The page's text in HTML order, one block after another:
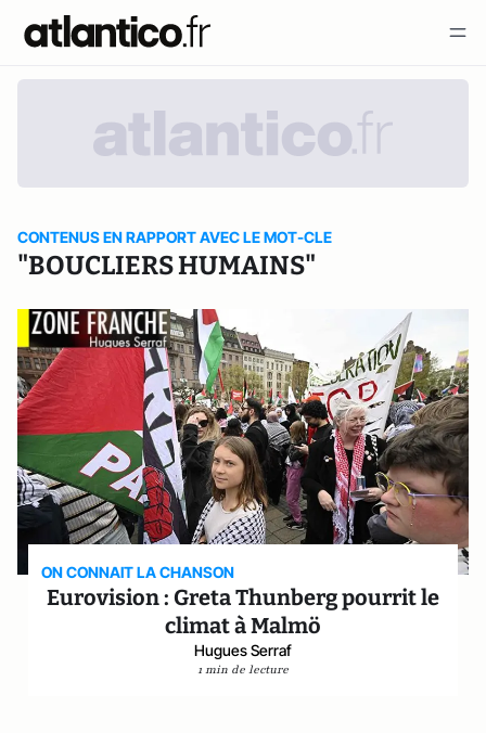
CONTENUS EN RAPPORT AVEC LE MOT-CLE
"BOUCLIERS HUMAINS"
ON CONNAIT LA CHANSON
Eurovision : Greta Thunberg pourrit le
climat à Malmö
Hugues Serraf
1 min de lecture